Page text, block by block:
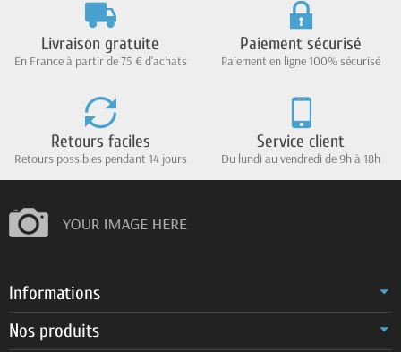
Livraison gratuite
En France à partir de 75 € d'achats
Paiement sécurisé
Paiement en ligne 100% sécurisé
Retours faciles
Retours possibles pendant 14 jours
Service client
Du lundi au vendredi de 9h à 18h
Informations
Nos produits